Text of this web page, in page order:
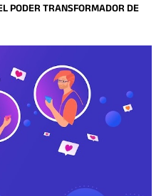
PODER TRANSFORMADOR DE